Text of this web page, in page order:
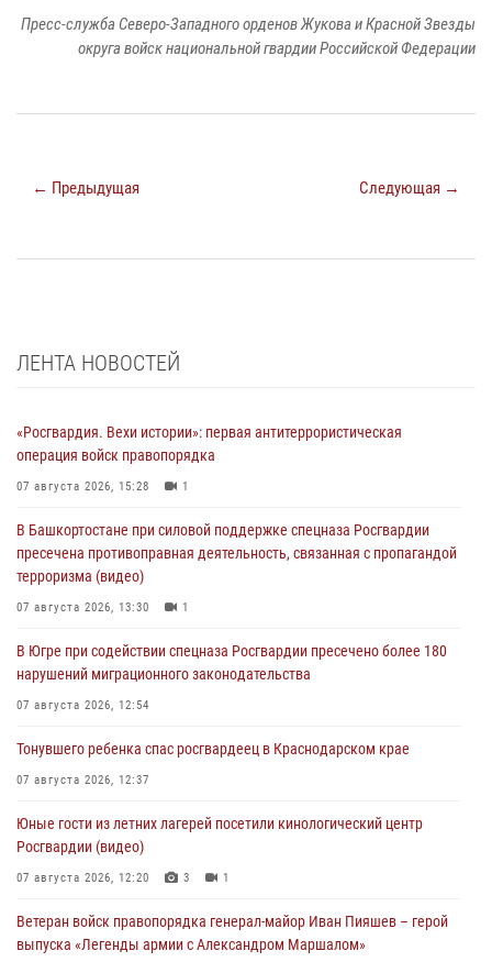
Пресс-служба Северо-Западного орденов Жукова и Красной Звезды
округа войск национальной гвардии Российской Федерации
← Предыдущая Следующая →
ЛЕНТА НОВОСТЕЙ
«Росгвардия. Вехи истории»: первая антитеррористическая
операция войск правопорядка
07 августа 2026, 15:28 1
В Башкортостане при силовой поддержке спецназа Росгвардии
пресечена противоправная деятельность, связанная с пропагандой
терроризма (видео)
07 августа 2026, 13:30 1
В Югре при содействии спецназа Росгвардии пресечено более 180
нарушений миграционного законодательства
07 августа 2026, 12:54
Тонувшего ребенка спас росгвардеец в Краснодарском крае
07 августа 2026, 12:37
Юные гости из летних лагерей посетили кинологический центр
Росгвардии (видео)
07 августа 2026, 12:20 3 1
Ветеран войск правопорядка генерал-майор Иван Пияшев – герой
выпуска «Легенды армии с Александром Маршалом»